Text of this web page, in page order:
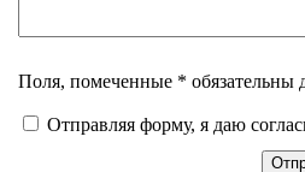
Поля, помеченные * обязательны
Отправляя форму, я даю